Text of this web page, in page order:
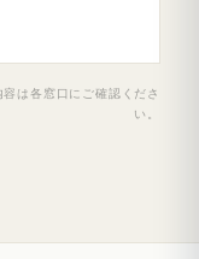
は各窓口にご確認くださ
い。